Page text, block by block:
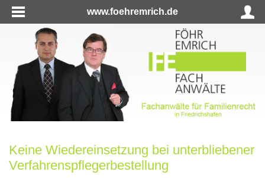
www.foehremrich.de
Keine Wiedereinsetzung bei unterbliebener
Verfahrenspflegerbestellung